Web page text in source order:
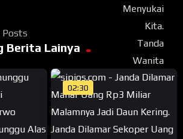
Posts
Berita Lainya
02:30